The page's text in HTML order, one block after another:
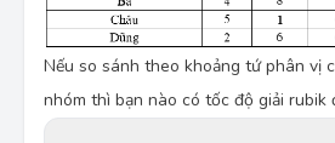
Nếu so sánh theo khoảng tứ phân vị
nhóm thì bạn nào có tốc độ giải rubik